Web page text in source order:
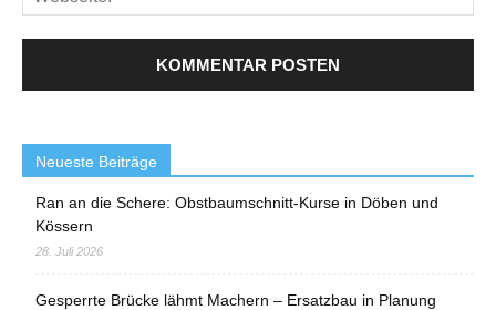
Neueste Beiträge
Ran an die Schere: Obstbaumschnitt-Kurse in Döben und
Kössern
28. Juli 2026
Gesperrte Brücke lähmt Machern – Ersatzbau in Planung